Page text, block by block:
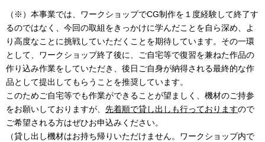
（※）本事業では、ワークショップでCG制作を１度経験して終了す
るのではなく、今回の取組をきっかけに学んだことを自ら深め、よ
り高度なことに挑戦していただくことを期待しています。その一環
として、ワークショップ終了後に、ご自宅等で復習を兼ねた作品の
作り込み作業をしていただき、後日ご自身が納得される最終的な作
品として提出してもらうことを推奨しています。
このためご自宅等でも作業ができることが望ましく、機材のご持参
をお願いしておりますが、 先着順で貸し出しも行っておりますので
ご希望される方はぜひお申込みください。
（貸し出し機材はお持ち帰りいただけません。ワークショップ内で